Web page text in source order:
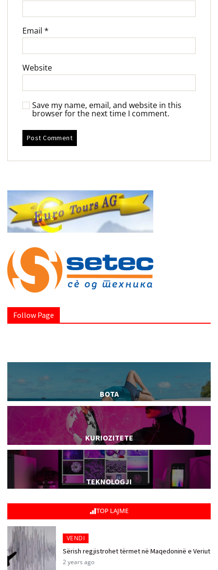
Email *
Website
Save my name, email, and website in this
browser for the next time I comment.
Follow Page
BOTA
KURIOZITETE
TEKNOLOGJI
TOP LAJME
VENDI
Sërish regjistrohet tërmet në Maqedoninë e Veriut
2 years ago